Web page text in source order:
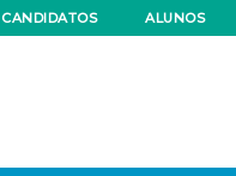
CANDIDATOS ALUNOS